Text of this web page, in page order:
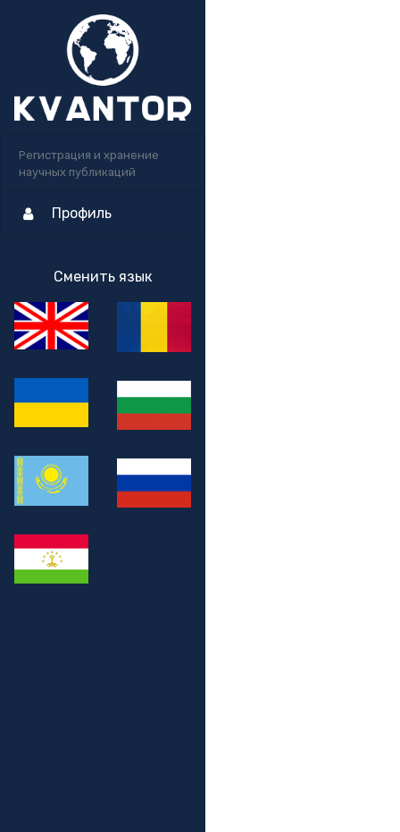
Регистрация и хранение
научных публикаций
Профиль
Сменить язык